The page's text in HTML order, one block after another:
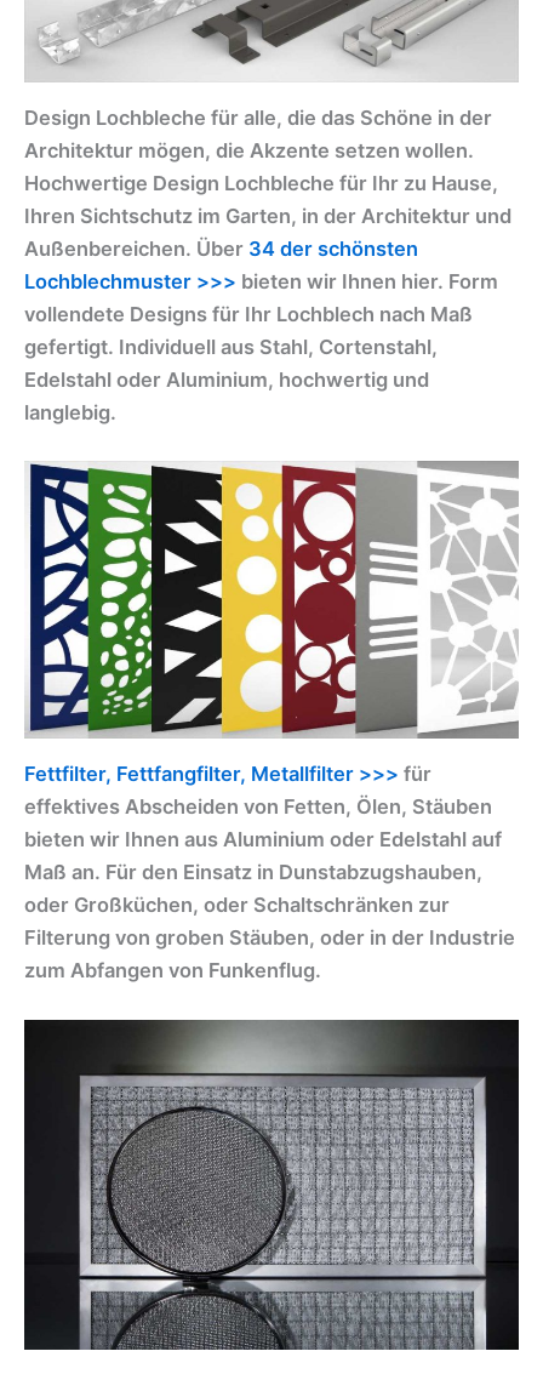
Design Lochbleche für alle, die das Schöne in der
Architektur mögen, die Akzente setzen wollen.
Hochwertige Design Lochbleche für Ihr zu Hause,
Ihren Sichtschutz im Garten, in der Architektur und
Außenbereichen. Über 34 der schönsten
Lochblechmuster >>> bieten wir Ihnen hier. Form
vollendete Designs für Ihr Lochblech nach Maß
gefertigt. Individuell aus Stahl, Cortenstahl,
Edelstahl oder Aluminium, hochwertig und
langlebig.
Fettfilter, Fettfangfilter, Metallfilter >>> für
effektives Abscheiden von Fetten, Ölen, Stäuben
bieten wir Ihnen aus Aluminium oder Edelstahl auf
Maß an. Für den Einsatz in Dunstabzugshauben,
oder Großküchen, oder Schaltschränken zur
Filterung von groben Stäuben, oder in der Industrie
zum Abfangen von Funkenflug.